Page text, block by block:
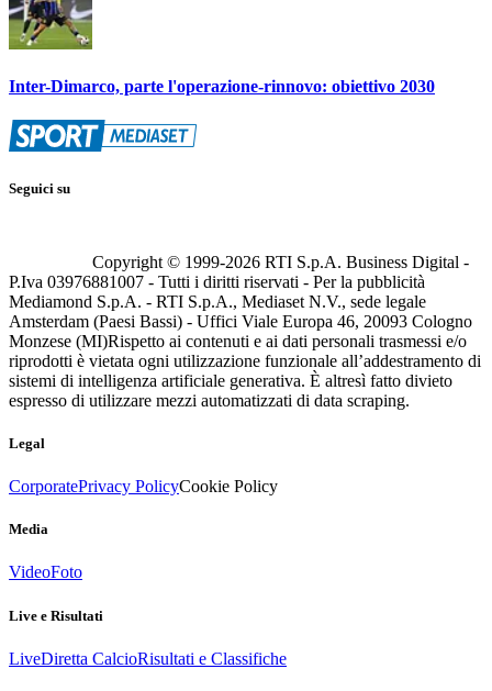
Inter-Dimarco, parte l'operazione-rinnovo: obiettivo 2030
Seguici su
Copyright © 1999-2026 RTI S.p.A. Business Digital -
P.Iva 03976881007 - Tutti i diritti riservati - Per la pubblicità
Mediamond S.p.A. - RTI S.p.A., Mediaset N.V., sede legale
Amsterdam (Paesi Bassi) - Uffici Viale Europa 46, 20093 Cologno
Monzese (MI)Rispetto ai contenuti e ai dati personali trasmessi e/o
riprodotti è vietata ogni utilizzazione funzionale all’addestramento di
sistemi di intelligenza artificiale generativa. È altresì fatto divieto
espresso di utilizzare mezzi automatizzati di data scraping.
Legal
CorporatePrivacy PolicyCookie Policy
Media
VideoFoto
Live e Risultati
LiveDiretta CalcioRisultati e Classifiche